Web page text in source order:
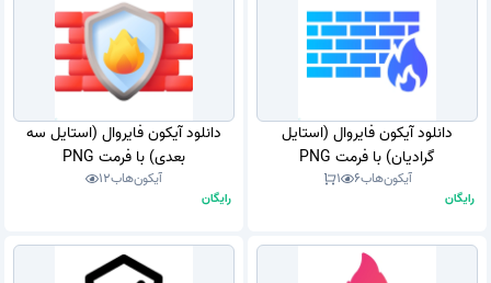
دانلود آیکون فایروال (استایل
گرادیان) با فرمت PNG
آیکون‌هاب6
1
رایگان
دانلود آیکون فایروال (استایل سه
بعدی) با فرمت PNG
آیکون‌هاب12
رایگان